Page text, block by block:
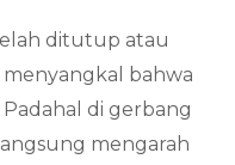
ditutup atau
bahwa
di gerbang
mengarah